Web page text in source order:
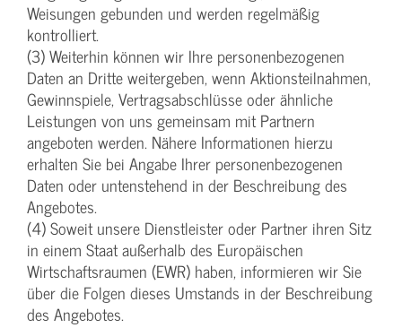
Weisungen gebunden und werden regelmäßig
kontrolliert.
(3) Weiterhin können wir Ihre personenbezogenen
Daten an Dritte weitergeben, wenn Aktionsteilnahmen,
Gewinnspiele, Vertragsabschlüsse oder ähnliche
Leistungen von uns gemeinsam mit Partnern
angeboten werden. Nähere Informationen hierzu
erhalten Sie bei Angabe Ihrer personenbezogenen
Daten oder untenstehend in der Beschreibung des
Angebotes.
(4) Soweit unsere Dienstleister oder Partner ihren Sitz
in einem Staat außerhalb des Europäischen
Wirtschaftsraumen (EWR) haben, informieren wir Sie
über die Folgen dieses Umstands in der Beschreibung
des Angebotes.